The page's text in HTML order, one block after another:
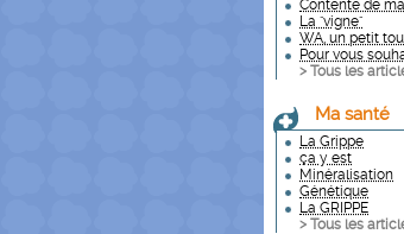
Contente de
La "vigne"
WA, un petit
Pour vous
> Tous les
Ma santé
La Grippe
ça y est
Minéralisation
Génétique
La GRIPPE
> Tous les